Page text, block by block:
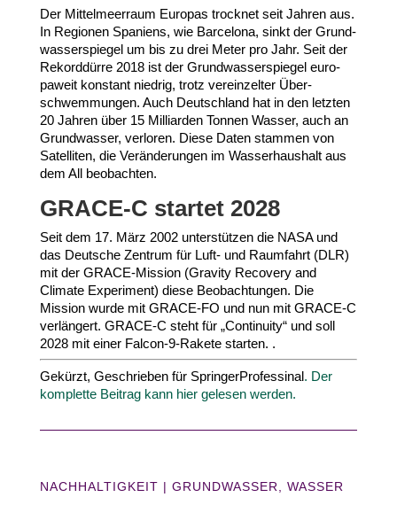
Der Mittel­meerraum Europas trocknet seit Jahren aus.
In Regionen Spaniens, wie Barcelona, sinkt der Grund­
was­ser­spiegel um bis zu drei Meter pro Jahr. Seit der
Rekord­dürre 2018ist der Grund­was­ser­spiegel euro­
paweit konstant niedrig, trotz verein­zelter Über­
schwem­mungen. Auch Deutschland hat in den letzten
20Jahren über 15Milli­arden Tonnen Wasser, auch an
Grund­wasser, verloren. Diese Daten stammen von
Satel­liten, die Verän­de­rungen im Wasser­haushalt aus
dem All beobachten.
GRACE‑C startet 2028
Seit dem 17. März 2002unter­stützen die NASAund
das Deutsche Zentrum für Luft- und Raumfahrt (DLR)
mit der GRACE-​Mission (Gravity Recovery and
Climate Expe­riment) diese Beob­ach­tungen. Die
Mission wurde mit GRACE-​FO und nun mit GRACE‑C
verlängert. GRACE‑C steht für „Conti­nuity“ und soll
2028mit einer Falcon-​9-​Rakete starten. .
Gekürzt, Geschrieben für Sprin­ger­Pro­fes­sinal. Der
komplette Beitrag kann hier gelesen werden.
NACHHALTIGKEIT | GRUNDWASSER WASSER